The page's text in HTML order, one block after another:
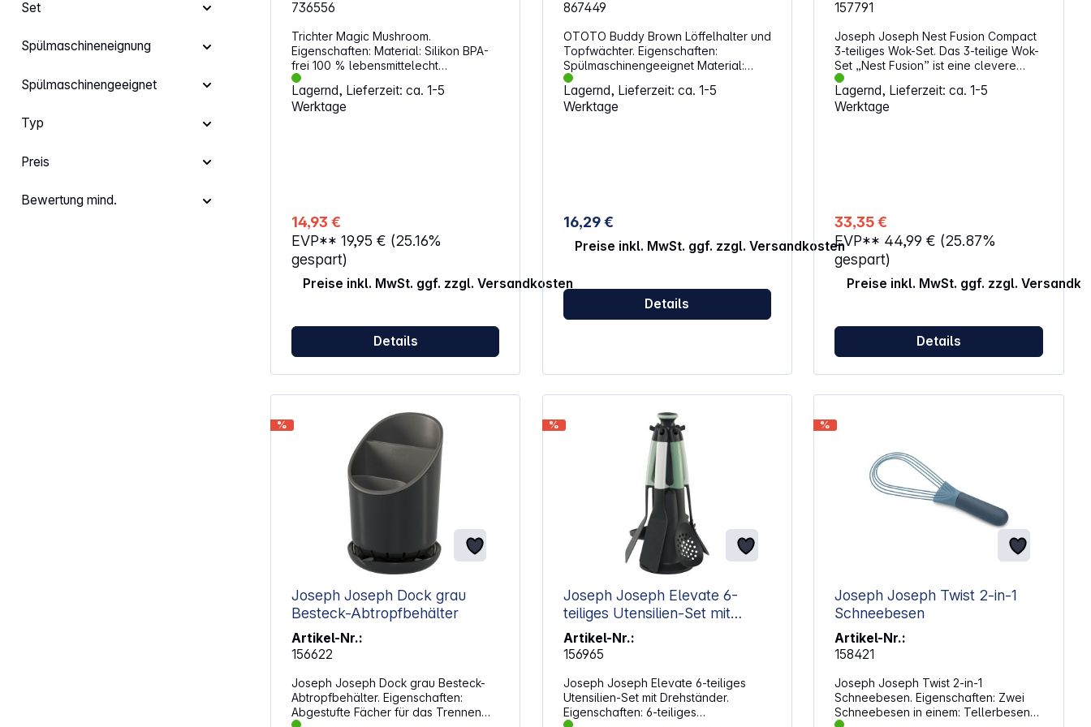
Set
Spülmaschineneignung
Spülmaschinengeeignet
Typ
Preis
Bewertung mind.
736556
Trichter Magic Mushroom.
Eigenschaften: Material: Silikon BPA-
frei 100 % lebensmittelecht
Spülmaschinenfest Abmessungen:
7,9 x 7,9 x 5,6 cm
Lagernd, Lieferzeit: ca. 1-5
Werktage
14,93 €
EVP** 19,95 € (25.16%
gespart)
Preise inkl. MwSt. ggf. zzgl. Versandkosten
Details
867449
OTOTO Buddy Brown Löffelhalter und
Topfwächter. Eigenschaften:
Spülmaschinengeeignet Material:
Silikon Abmessungen: 4,47 x 7,59 x
3,91 cm
Lagernd, Lieferzeit: ca. 1-5
Werktage
16,29 €
Preise inkl. MwSt. ggf. zzgl. Versandkosten
Details
157791
Joseph Joseph Nest Fusion Compact
3-teiliges Wok-Set. Das 3-teilige Wok-
Set „Nest Fusion” ist eine clevere
Kombination aus Küchenutensilien, die
speziell für die Zubereitung von Wok-
Gerichten entwickelt wurde. Es enthält
dieses Set ideal für jede Küche.
Eigenschaften: Set-Inhalt:
Silikonwender, Silikonlöffel,
Drahtschöpfer aus Edelstahl
Platzsparendes Design: Griffe lassen
Wandmontage enthalten
Hitzebeständig: Silikonköpfe bis zu
270 °C geeignet für Antihaft-
Kochgeschirr Drahtschöpfer: perfekt
sind spülmaschinenfest, der Haken
abgewischt werden Abmessungen (H
Lagernd, Lieferzeit: ca. 1-5
Werktage
33,35 €
EVP** 44,99 € (25.87%
gespart)
Preise inkl. MwSt. ggf. zzgl.
Details
%
Joseph Joseph Dock grau
Besteck-Abtropfbehälter
Artikel-Nr.:
156622
Joseph Joseph Dock grau Besteck-
Abtropfbehälter. Eigenschaften:
Abgestufte Fächer für das Trennen
%
Joseph Joseph Elevate 6-
teiliges Utensilien-Set mit
Drehständer
Artikel-Nr.:
156965
Joseph Joseph Elevate 6-teiliges
Utensilien-Set mit Drehständer.
Eigenschaften: 6-teiliges
%
Joseph Joseph Twist 2-in-1
Schneebesen
Artikel-Nr.:
158421
Joseph Joseph Twist 2-in-1
Schneebesen. Eigenschaften: Zwei
Schneebesen in einem: Tellerbesen